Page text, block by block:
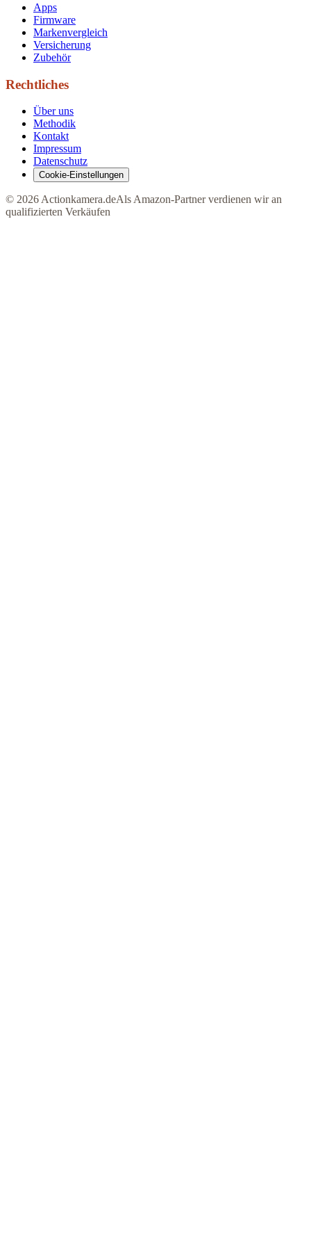
Apps
Firmware
Markenvergleich
Versicherung
Zubehör
Rechtliches
Über uns
Methodik
Kontakt
Impressum
Datenschutz
Cookie-Einstellungen
© 2026 Actionkamera.deAls Amazon-Partner verdienen wir an
qualifizierten Verkäufen